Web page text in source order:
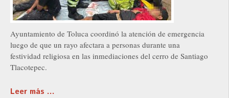
Ayuntamiento de Toluca coordinó la atención de emergencia
luego de que un rayo afectara a personas durante una
festividad religiosa en las inmediaciones del cerro de Santiago
Tlacotepec.
Leer más ...